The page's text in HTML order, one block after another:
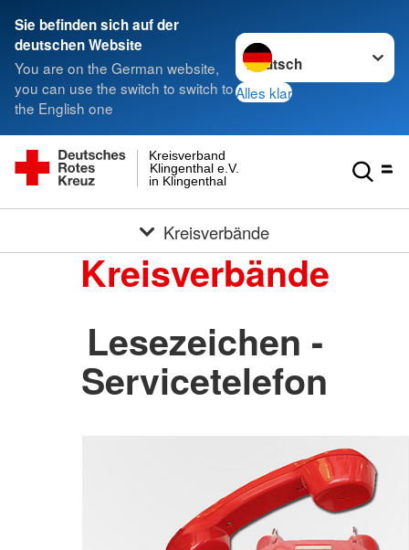
Sie befinden sich auf der
deutschen Website
You are on the German website,
you can use the switch to switch to
the English one
Sprache wechseln zu
Alles klar
in Klingenthal
Klingenthal e.V.
Kreisverband
Kreisverbände
Kreisverbände
Lesezeichen -
Servicetelefon